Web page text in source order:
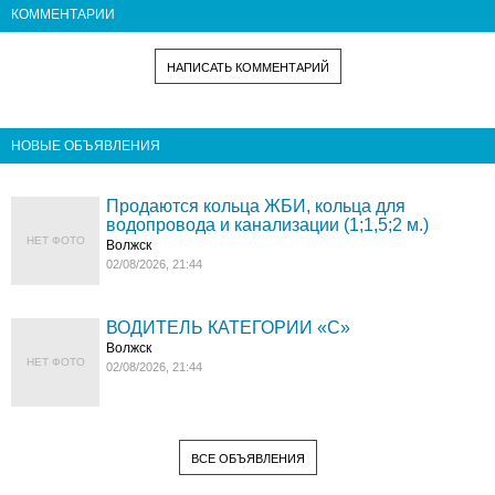
КОММЕНТАРИИ
НАПИСАТЬ КОММЕНТАРИЙ
НОВЫЕ ОБЪЯВЛЕНИЯ
НЕТ ФОТО
Продаются кольца ЖБИ, кольца для
водопровода и канализации (1;1,5;2 м.)
Волжск
02/08/2026, 21:44
НЕТ ФОТО
ВОДИТЕЛЬ КАТЕГОРИИ «C»
Волжск
02/08/2026, 21:44
ВСЕ ОБЪЯВЛЕНИЯ